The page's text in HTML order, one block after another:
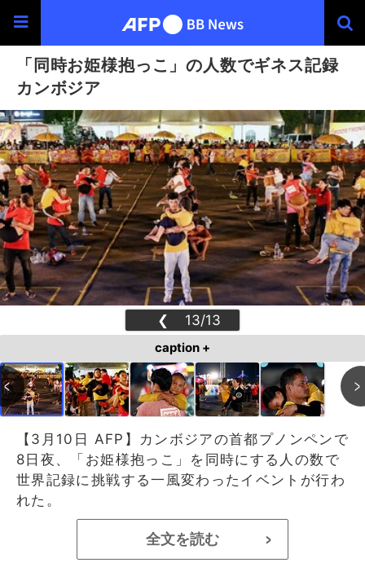
「同時お姫様抱っこ」の人数でギネス記録
カンボジア
❮
13/13
❯
caption +
【3月10日 AFP】カンボジアの首都プノンペンで
8日夜、「お姫様抱っこ」を同時にする人の数で
世界記録に挑戦する一風変わったイベントが行わ
れた。
全文を読む >